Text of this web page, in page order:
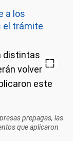
a los
el trámite
prepagas, las
que aplicaron